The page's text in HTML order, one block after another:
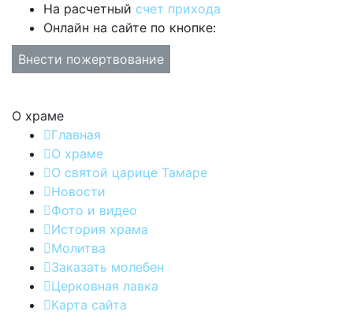
На расчетный счет прихода
Онлайн на сайте по кнопке:
Внести пожертвование
О храме
Главная
О храме
О святой царице Тамаре
Новости
Фото и видео
История храма
Молитва
Заказать молебен
Церковная лавка
Карта сайта